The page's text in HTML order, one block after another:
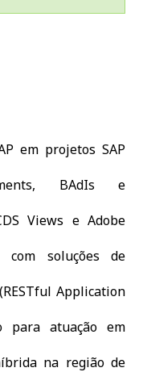
em projetos SAP
BAdIs e
Views e Adobe
com soluções de
Application
para atuação em
na região de